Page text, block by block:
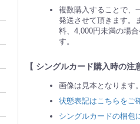
複数購入することで、
発送させて頂きます。
料、4,000円未満の場
す。
【 シングルカード購入時の注
画像は見本となります
状態表記はこちらをご
シングルカードの梱包